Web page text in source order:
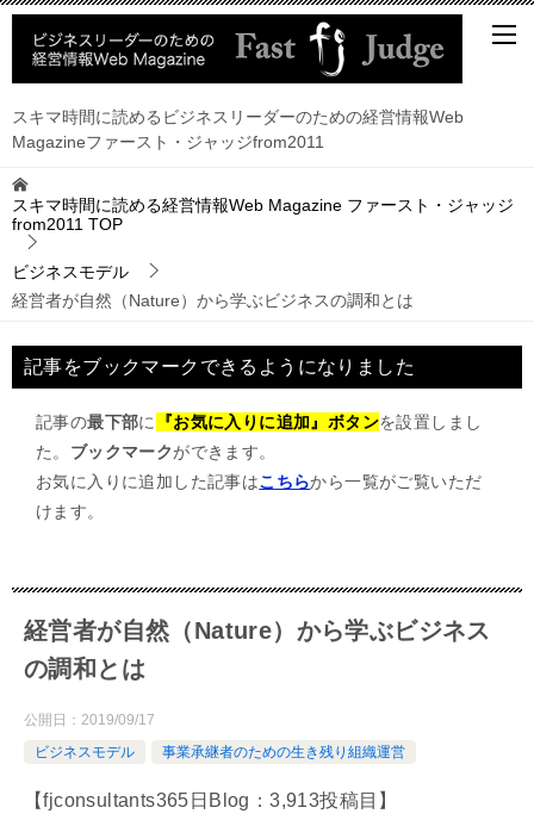
スキマ時間に読めるビジネスリーダーのための経営情報Web
Magazineファースト・ジャッジfrom2011
スキマ時間に読める経営情報Web Magazine ファースト・ジャッジ
from2011 TOP
ビジネスモデル
経営者が自然（Nature）から学ぶビジネスの調和とは
記事をブックマークできるようになりました
記事の最下部に 『お気に入りに追加』ボタンを設置しまし
た。 ブックマークができます。
お気に入りに追加した記事はこちらから一覧がご覧いただ
けます。
経営者が自然（Nature）から学ぶビジネス
の調和とは
公開日： 2019/09/17
ビジネスモデル
事業承継者のための生き残り組織運営
【fjconsultants365日Blog：3,913投稿目】